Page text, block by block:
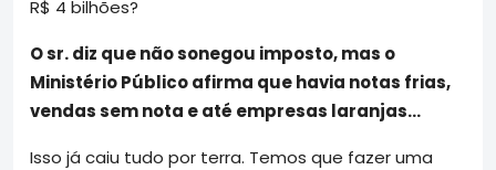
R$ 4 bilhões?
O sr. diz que não sonegou imposto, mas o
Ministério Público afirma que havia notas frias,
vendas sem nota e até empresas laranjas…
Isso já caiu tudo por terra. Temos que fazer uma